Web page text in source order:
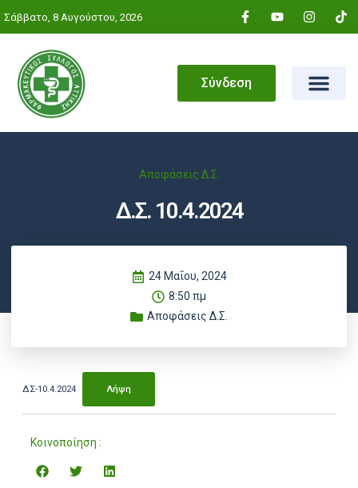
Σάββατο, 8 Αυγούστου, 2026
Σύνδεση
Αποφάσεις Δ.Σ.
Δ.Σ. 10.4.2024
24 Μαΐου, 2024
8:50 πμ
Αποφάσεις Δ.Σ.
ΔΣ-10.4.2024 Λήψη
Κοινοποίηση :